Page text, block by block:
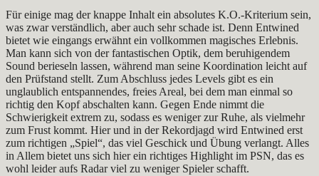
Für einige mag der knappe Inhalt ein absolutes K.O.-Kriterium sein,
was zwar verständlich, aber auch sehr schade ist. Denn Entwined
bietet wie eingangs erwähnt ein vollkommen magisches Erlebnis.
Man kann sich von der fantastischen Optik, dem beruhigendem
Sound berieseln lassen, während man seine Koordination leicht auf
den Prüfstand stellt. Zum Abschluss jedes Levels gibt es ein
unglaublich entspannendes, freies Areal, bei dem man einmal so
richtig den Kopf abschalten kann. Gegen Ende nimmt die
Schwierigkeit extrem zu, sodass es weniger zur Ruhe, als vielmehr
zum Frust kommt. Hier und in der Rekordjagd wird Entwined erst
zum richtigen „Spiel“, das viel Geschick und Übung verlangt. Alles
in Allem bietet uns sich hier ein richtiges Highlight im PSN, das es
wohl leider aufs Radar viel zu weniger Spieler schafft.